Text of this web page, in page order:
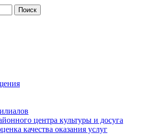
центра культуры и досуга
качества оказания услуг